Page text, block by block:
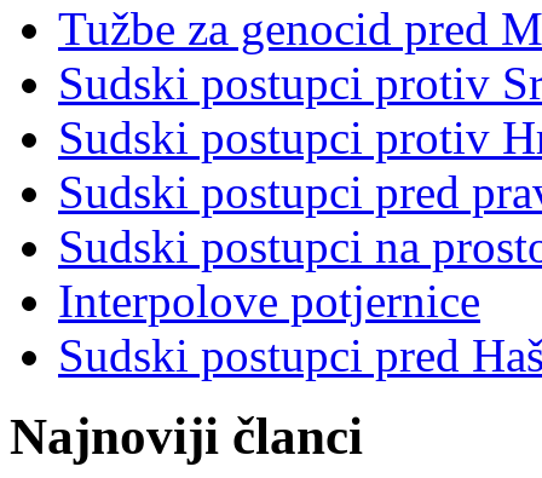
Tužbe za genocid pred
Sudski postupci protiv
Sudski postupci protiv
Sudski postupci pred
Sudski postupci na
Interpolove potjernice
Sudski postupci pred
Najnoviji članci